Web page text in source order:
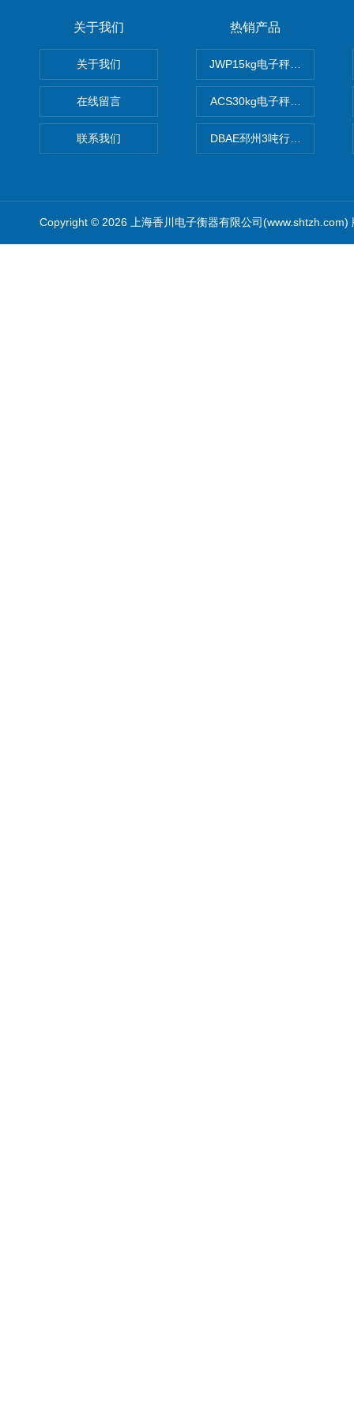
关于我们
关于我们
在线留言
联系我们
热销产品
JWP15kg电子秤价格,15公
ACS30kg电子秤价格,30公
DBAE邳州3吨行车电子吊秤
Copyright © 2026 上海香川电子衡器有限公司(www.shtzh.com)